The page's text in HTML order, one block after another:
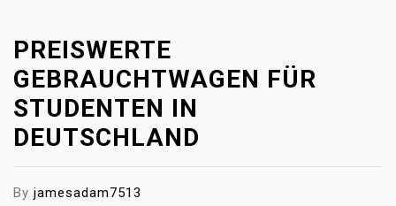
PREISWERTE
GEBRAUCHTWAGEN FÜR
STUDENTEN IN
DEUTSCHLAND
By jamesadam7513